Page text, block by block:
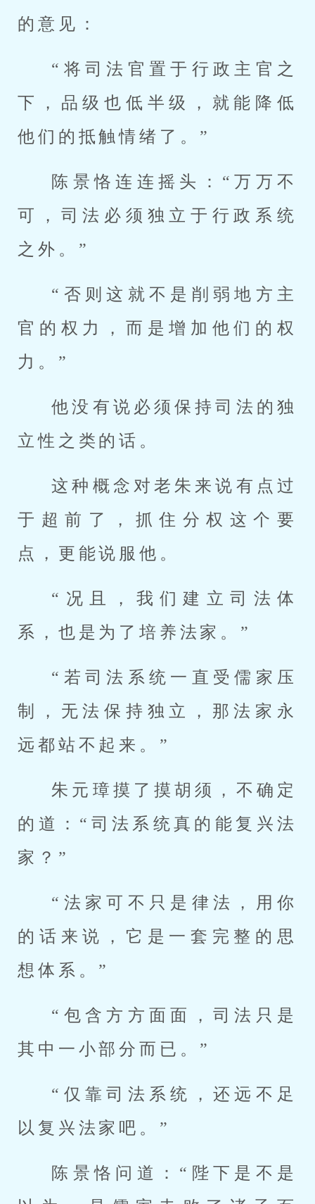
的意见：
“将司法官置于行政主官之
下，品级也低半级，就能降低
他们的抵触情绪了。”
陈景恪连连摇头：“万万不
可，司法必须独立于行政系统
之外。”
“否则这就不是削弱地方主
官的权力，而是增加他们的权
力。”
他没有说必须保持司法的独
立性之类的话。
这种概念对老朱来说有点过
于超前了，抓住分权这个要
点，更能说服他。
“况且，我们建立司法体
系，也是为了培养法家。”
“若司法系统一直受儒家压
制，无法保持独立，那法家永
远都站不起来。”
朱元璋摸了摸胡须，不确定
的道：“司法系统真的能复兴法
家？”
“法家可不只是律法，用你
的话来说，它是一套完整的思
想体系。”
“包含方方面面，司法只是
其中一小部分而已。”
“仅靠司法系统，还远不足
以复兴法家吧。”
陈景恪问道：“陛下是不是